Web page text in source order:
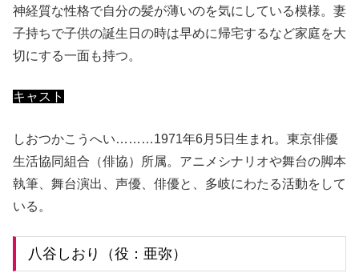
神経質な性格で自分の髪が薄いのを気にしている模様。妻
子持ちで子供の誕生日の時は早めに帰宅するなど家庭を大
切にする一面も持つ。
キャスト
しおつかこうへい………1971年6月5日生まれ。東京俳優
生活協同組合（俳協）所属。アニメシナリオや舞台の脚本
執筆、舞台演出、声優、俳優と、多岐にわたる活動をして
いる。
八谷しおり（役：亜弥）